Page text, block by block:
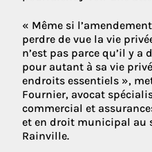
« Même si
perdre de vue la vie
n’est pas parce qu’il y a
pour autant à sa vie
endroits essentiels »,
Fournier, avocat
commercial et
et en droit municipal au
Rainville.